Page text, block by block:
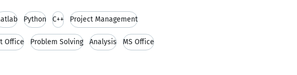
Python C++ Project Management
Office Problem Solving Analysis MS Office